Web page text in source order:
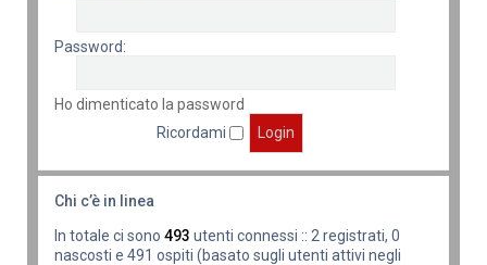
Password:
Ho dimenticato la password
Ricordami
Chi c’è in linea
In totale ci sono 493 utenti connessi :: 2 registrati, 0
nascosti e 491 ospiti (basato sugli utenti attivi negli